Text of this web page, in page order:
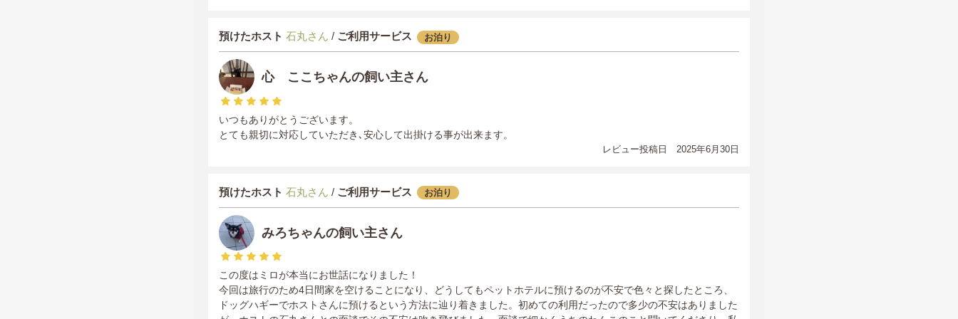
預けたホスト 石丸さん / ご利用サービス お泊り
心 ここちゃんの飼い主さん
いつもありがとうございます。
とても親切に対応していただき､安心して出掛ける事が出来ます。
レビュー投稿日 2025年6月30日
預けたホスト 石丸さん / ご利用サービス お泊り
みろちゃんの飼い主さん
この度はミロが本当にお世話になりました！
今回は旅行のため4日間家を空けることになり、どうしてもペットホテルに預けるのが不安で色々と探したところ、
ドッグハギーでホストさんに預けるという方法に辿り着きました。初めての利用だったので多少の不安はありました